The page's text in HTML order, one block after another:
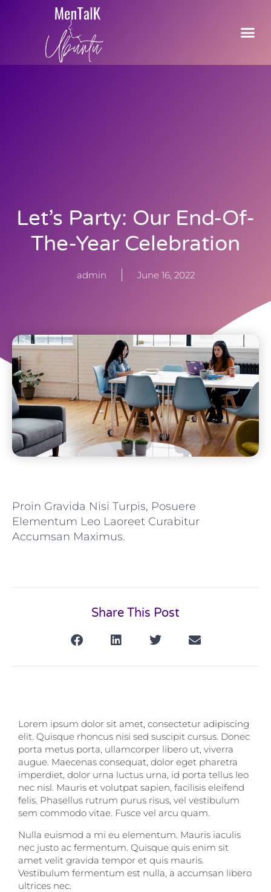
Let’s Party: Our End-Of-
The-Year Celebration
admin June 16, 2022
Proin Gravida Nisi Turpis, Posuere
Elementum Leo Laoreet Curabitur
Accumsan Maximus.
Share This Post
Lorem ipsum dolor sit amet, consectetur adipiscing
elit. Quisque rhoncus nisi sed suscipit cursus. Donec
porta metus porta, ullamcorper libero ut, viverra
augue. Maecenas consequat, dolor eget pharetra
imperdiet, dolor urna luctus urna, id porta tellus leo
nec nisl. Mauris et volutpat sapien, facilisis eleifend
felis. Phasellus rutrum purus risus, vel vestibulum
sem commodo vitae. Fusce vel arcu quam.
Nulla euismod a mi eu elementum. Mauris iaculis
nec justo ac fermentum. Quisque quis enim sit
amet velit gravida tempor et quis mauris.
Vestibulum fermentum est nulla, a accumsan libero
ultrices nec.